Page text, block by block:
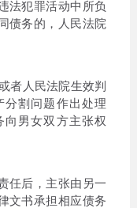
犯罪活动中所负
债务的，人民法院
人民法院生效判
分割问题作出处理
向男女双方主张权
后，主张由另一
文书承担相应债务